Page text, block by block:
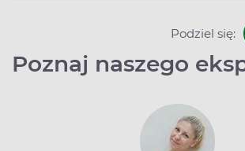
Podziel się:
Poznaj naszego